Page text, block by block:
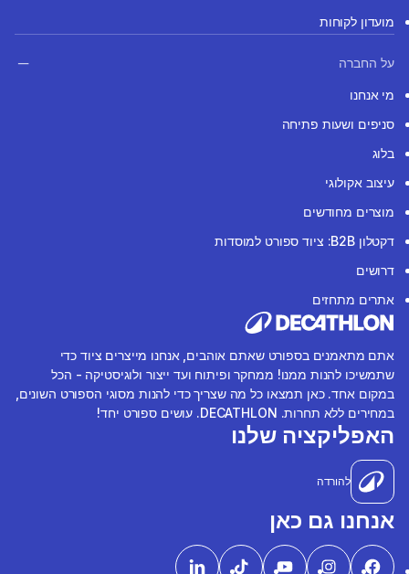
מועדון לקוחות
על החברה
מי אנחנו
סניפים ושעות פתיחה
בלוג
עיצוב אקולוגי
מוצרים מחודשים
דקטלון B2B: ציוד ספורט למוסדות
דרושים
אתרים מתחזים
אתם מתאמנים בספורט שאתם אוהבים, אנחנו מייצרים ציוד כדי
שתמשיכו להנות ממנו! ממחקר ופיתוח ועד ייצור ולוגיסטיקה - הכל
במקום אחד. כאן תמצאו כל מה שצריך כדי להנות מסוגי הספורט השונים,
במחירים ללא תחרות. DECATHLON. עושים ספורט יחד!
האפליקציה שלנו
להורדה
אנחנו גם כאן